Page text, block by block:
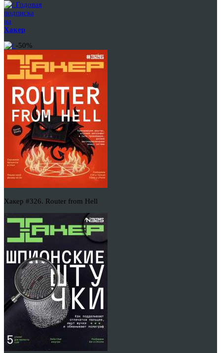
Годовая
подписка
на
Хакер
-50%
Хакер #326. Router from Hell